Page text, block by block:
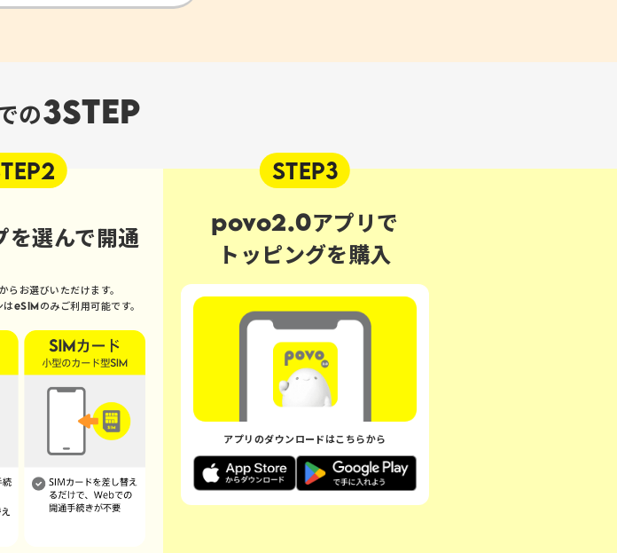
の3STEP
選んで開通
らお選びいただけます。
はeSIMのみご利用可能です。
STEP3
povo2.0アプリで
トッピングを購入
アプリのダウンロードはこちらから